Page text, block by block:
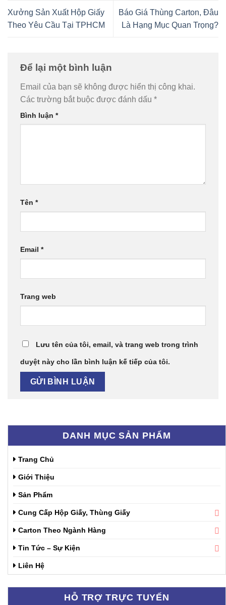
DANH MỤC SẢN PHẨM
Trang Chủ
Giới Thiệu
Sản Phẩm
Cung Cấp Hộp Giấy, Thùng Giấy
Carton Theo Ngành Hàng
Tin Tức – Sự Kiện
Liên Hệ
HỖ TRỢ TRỰC TUYẾN
Xưởng Sản Xuất Hộp Giấy
Theo Yêu Cầu Tại TPHCM
Báo Giá Thùng Carton, Đâu
Là Hạng Mục Quan Trọng?
Để lại một bình luận
Email của bạn sẽ không được hiển thị công khai.
Các trường bắt buộc được đánh dấu *
Bình luận *
Tên *
Email *
Trang web
Lưu tên của tôi, email, và trang web trong trình
duyệt này cho lần bình luận kế tiếp của tôi.